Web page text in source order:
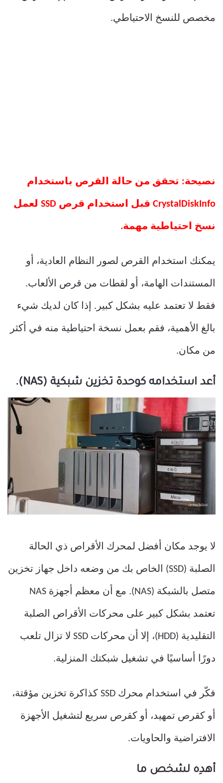
مخصص للنسخ الاحتياطي.
نصيحة: تحقق من حالة القرص باستخدام
CrystalDiskInfo قبل استخدام قرص SSD لعمل
نسخ احتياطية مهمة.
يمكنك استخدام القرص لصور النظام العادية، أو
المستندات الهامة، أو لقطات من قرص الألعاب.
فقط لا تعتمد عليه بشكل كبير. إذا كان لديك شيء
بالغ الأهمية، فقم بعمل نسخة احتياطية منه في أكثر
من مكان.
أعد استخدامه كوحدة تخزين شبكية (NAS).
لا يوجد مكان أفضل لمحرك الأقراص ذي الحالة
الصلبة (SSD) الخاص بك من وضعه داخل جهاز تخزين
متصل بالشبكة (NAS). مع أن معظم أجهزة NAS
تعتمد بشكل كبير على محركات الأقراص الصلبة
التقليدية (HDD)، إلا أن محركات SSD لا تزال تلعب
دورًا أساسيًا في تشغيل شبكتك المنزلية.
فكّر في استخدام محرك SSD كذاكرة تخزين مؤقتة،
أو كقرص تمهيد، أو كقرص سريع لتشغيل الأجهزة
الافتراضية والحاويات.
أهدِه لشخص ما